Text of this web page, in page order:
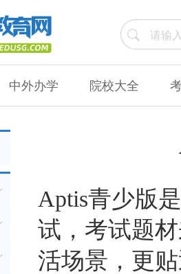
中外办学 院校大全
Aptis青少版
试，考试题
活场景，更